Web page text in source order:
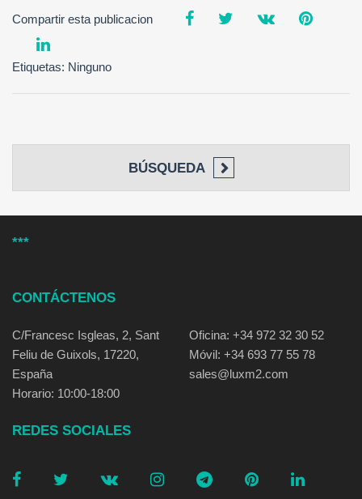
Compartir esta publicacion
Etiquetas: Ninguno
BÚSQUEDA
***
CONTÁCTENOS
C/Francesc Isgleas, 2, Sant
Feliu de Guixols, 17220,
España
Horario: 10:00-18:00
Oficina: +34 972 32 30 52
Móvil: +34 693 77 55 78
sales@luxm2.com
REDES SOCIALES